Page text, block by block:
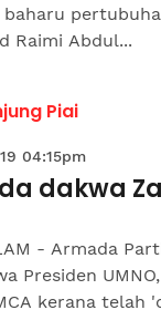
baharu
Raimi Abdul...
Piai
04:15pm
dakwa
- Armada
Presiden
kerana